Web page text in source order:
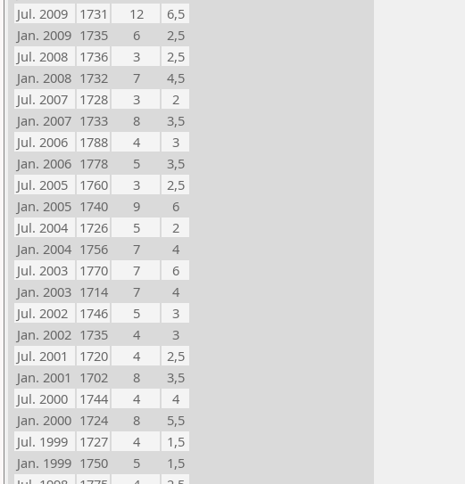
Jul. 2009
1731 12
6,5
Jan. 2009 1735 6
2,5
Jul. 2008
1736 3
2,5
Jan. 2008 1732 7
4,5
Jul. 2007
1728 3
2
Jan. 2007 1733 8
3,5
Jul. 2006
1788 4
3
Jan. 2006 1778 5
3,5
Jul. 2005
1760 3
2,5
Jan. 2005 1740 9
6
Jul. 2004
1726 5
2
Jan. 2004 1756 7
4
Jul. 2003
1770 7
6
Jan. 2003 1714 7
4
Jul. 2002
1746 5
3
Jan. 2002 1735 4
3
Jul. 2001
1720 4
2,5
Jan. 2001 1702 8
3,5
Jul. 2000
1744 4
4
Jan. 2000 1724 8
5,5
Jul. 1999
1727 4
1,5
Jan. 1999 1750 5
1,5